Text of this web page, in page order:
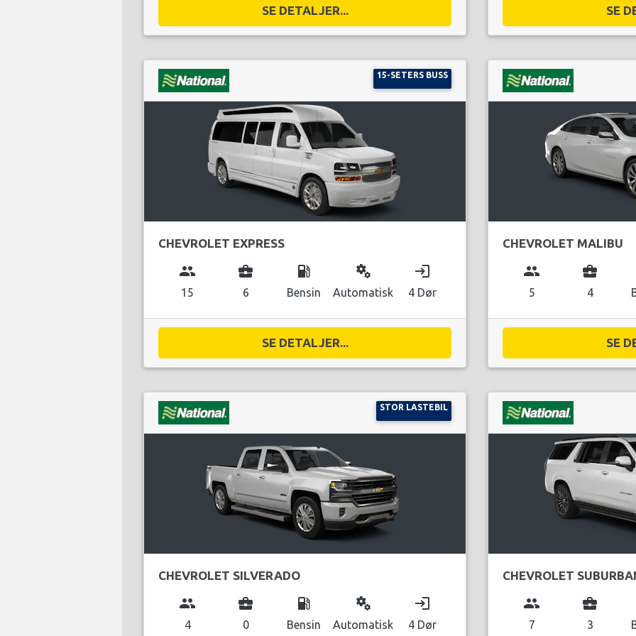
SE DETALJER... SE
15-SETERS BUSS
CHEVROLET EXPRESS
group
15
business_center
6
local_gas_station
Bensin
miscellaneous_services
Automatisk
login
4 Dør
SE DETALJER...
CHEVROLET MALIBU
group
5
business_center
4
SE
STOR LASTEBIL
CHEVROLET SILVERADO
group
4
business_center
0
local_gas_station
Bensin
miscellaneous_services
Automatisk
login
4 Dør
CHEVROLET
group
7
business_center
3